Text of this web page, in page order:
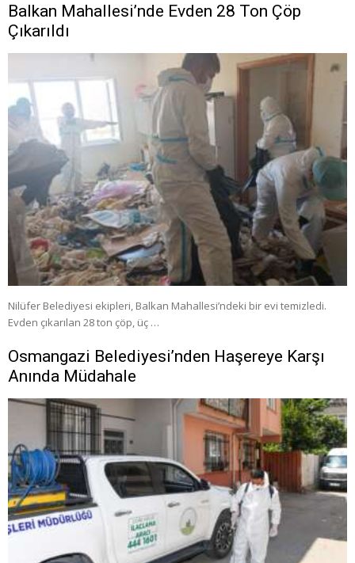
Balkan Mahallesi’nde Evden 28 Ton Çöp
Çıkarıldı
Nilüfer Belediyesi ekipleri, Balkan Mahallesi’ndeki bir evi temizledi.
Evden çıkarılan 28 ton çöp, üç …
Osmangazi Belediyesi’nden Haşereye Karşı
Anında Müdahale